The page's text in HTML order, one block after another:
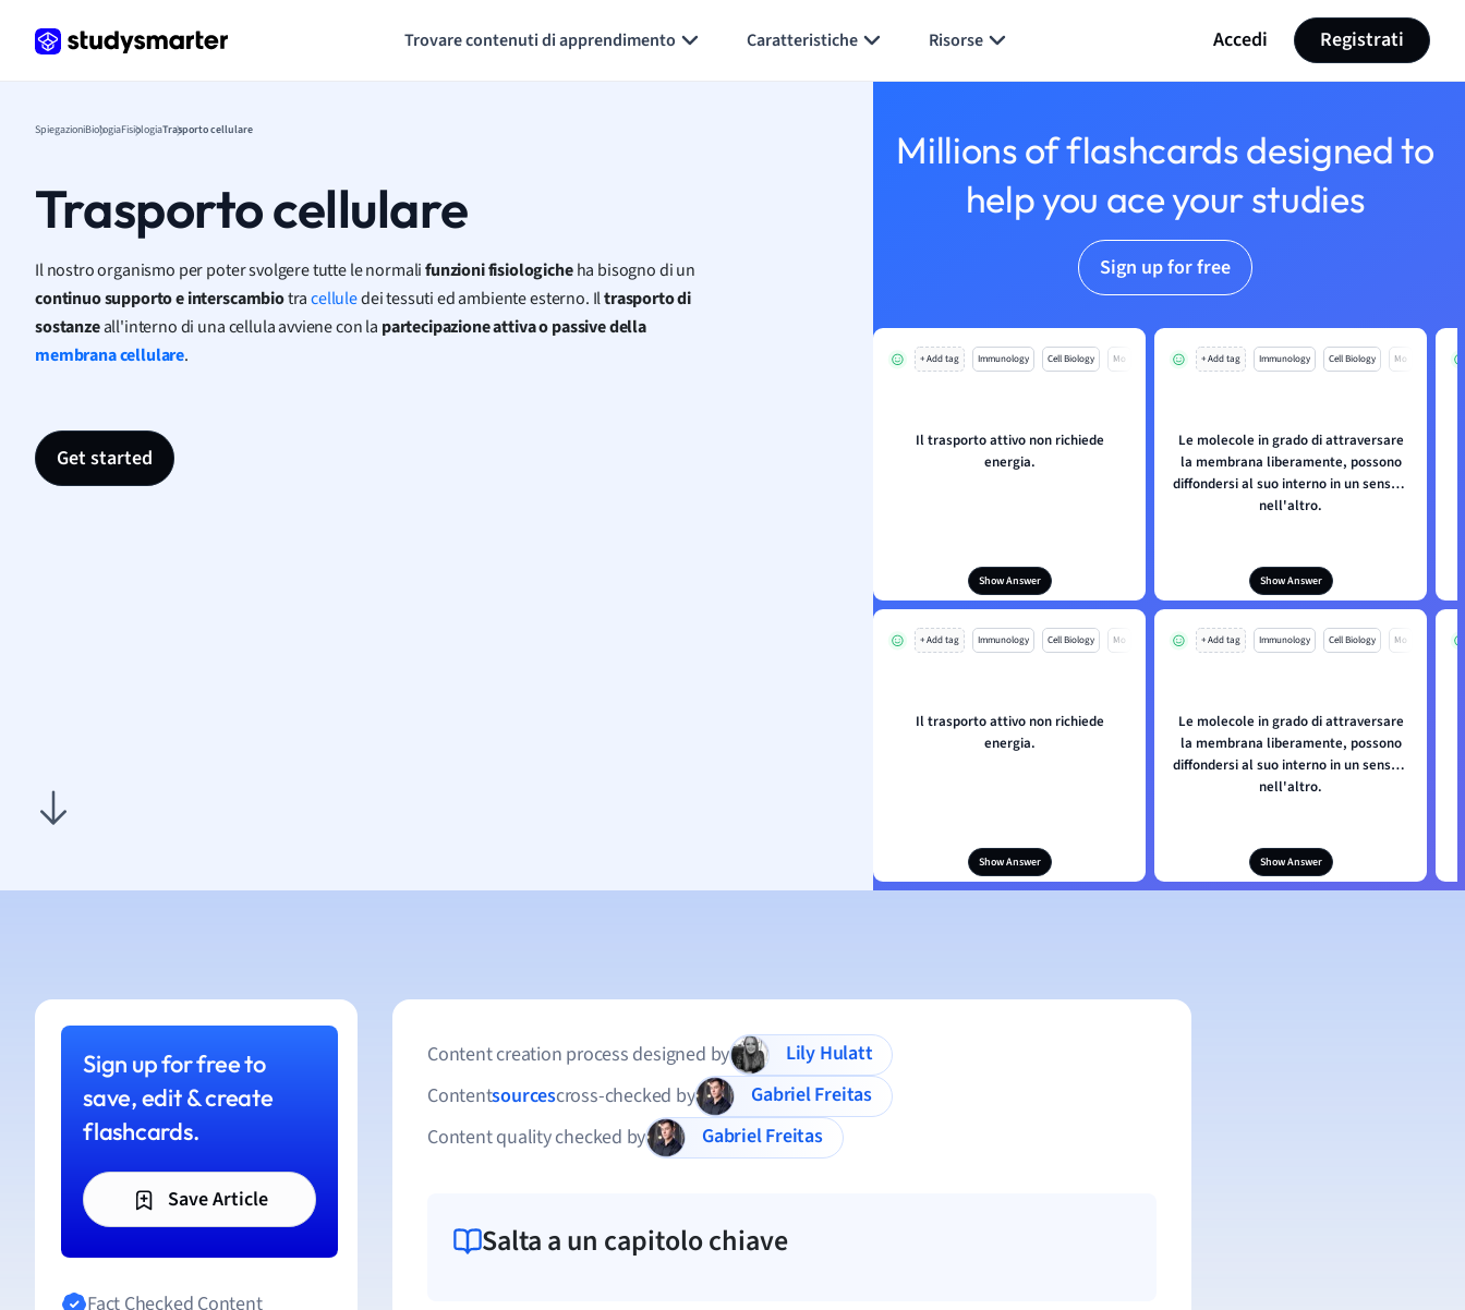
Trovare contenuti di apprendimento Caratteristiche Risorse Accedi Registrati
SpiegazioniBiologiaFisiologiaTrasporto cellulare
Trasporto cellulare
Il nostro organismo per poter svolgere tutte le normalifunzioni fisiologicheha bisogno di un
continuo supporto e interscambiotracelluledei tessuti ed ambiente esterno. Iltrasporto di
sostanzeall'interno di una cellula avviene con la partecipazione attiva o passive della
membrana cellulare.
Get started
Millions of flashcards designed to
help you ace your studies
Sign up for free
+ Add tag Immunology Cell Biology Mo
Il trasporto attivo non richiede
energia.
Show Answer
+ Add tag Immunology Cell Biology Mo
Le molecole in grado di attraversare
la membrana liberamente, possono
diffondersi al suo interno in un senso o
nell'altro.
Show Answer
+ Add tag Immunology Cell Biology Mo
Il trasporto attivo non richiede
energia.
Show Answer
+ Add tag Immunology Cell Biology Mo
Le molecole in grado di attraversare
la membrana liberamente, possono
diffondersi al suo interno in un senso o
nell'altro.
Show Answer
Sign up for free to
save, edit & create
flashcards.
Save Article
Fact Checked Content
Content creation process designed by
Lily Hulatt
Contentsourcescross-checked by
Gabriel Freitas
Content quality checked by
Gabriel Freitas
Salta a un capitolo chiave